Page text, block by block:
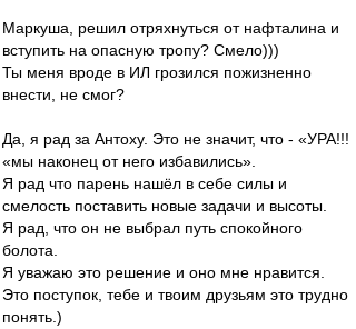
Маркуша, решил отряхнуться от нафталина и
вступить на опасную тропу? Смело)))
Ты меня вроде в ИЛ грозился пожизненно
внести, не смог?
Да, я рад за Антоху. Это не значит, что - «УРА!!!
«мы наконец от него избавились».
Я рад что парень нашёл в себе силы и
смелость поставить новые задачи и высоты.
Я рад, что он не выбрал путь спокойного
болота.
Я уважаю это решение и оно мне нравится.
Это поступок, тебе и твоим друзьям это трудно
понять.)